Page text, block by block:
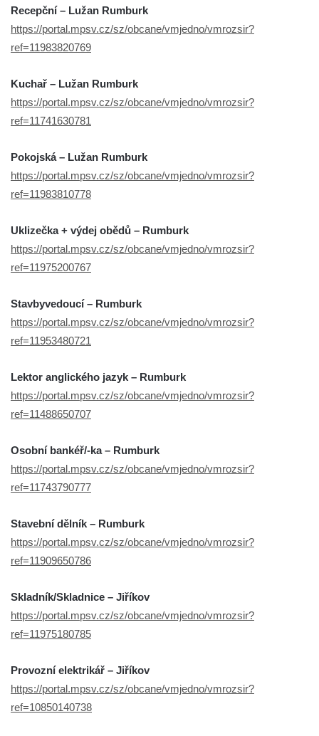
Recepční – Lužan Rumburk
https://portal.mpsv.cz/sz/obcane/vmjedno/vmrozsir?
ref=11983820769
Kuchař – Lužan Rumburk
https://portal.mpsv.cz/sz/obcane/vmjedno/vmrozsir?
ref=11741630781
Pokojská – Lužan Rumburk
https://portal.mpsv.cz/sz/obcane/vmjedno/vmrozsir?
ref=11983810778
Uklizečka + výdej obědů – Rumburk
https://portal.mpsv.cz/sz/obcane/vmjedno/vmrozsir?
ref=11975200767
Stavbyvedoucí – Rumburk
https://portal.mpsv.cz/sz/obcane/vmjedno/vmrozsir?
ref=11953480721
Lektor anglického jazyk – Rumburk
https://portal.mpsv.cz/sz/obcane/vmjedno/vmrozsir?
ref=11488650707
Osobní bankéř/-ka – Rumburk
https://portal.mpsv.cz/sz/obcane/vmjedno/vmrozsir?
ref=11743790777
Stavební dělník – Rumburk
https://portal.mpsv.cz/sz/obcane/vmjedno/vmrozsir?
ref=11909650786
Skladník/Skladnice – Jiříkov
https://portal.mpsv.cz/sz/obcane/vmjedno/vmrozsir?
ref=11975180785
Provozní elektrikář – Jiříkov
https://portal.mpsv.cz/sz/obcane/vmjedno/vmrozsir?
ref=10850140738